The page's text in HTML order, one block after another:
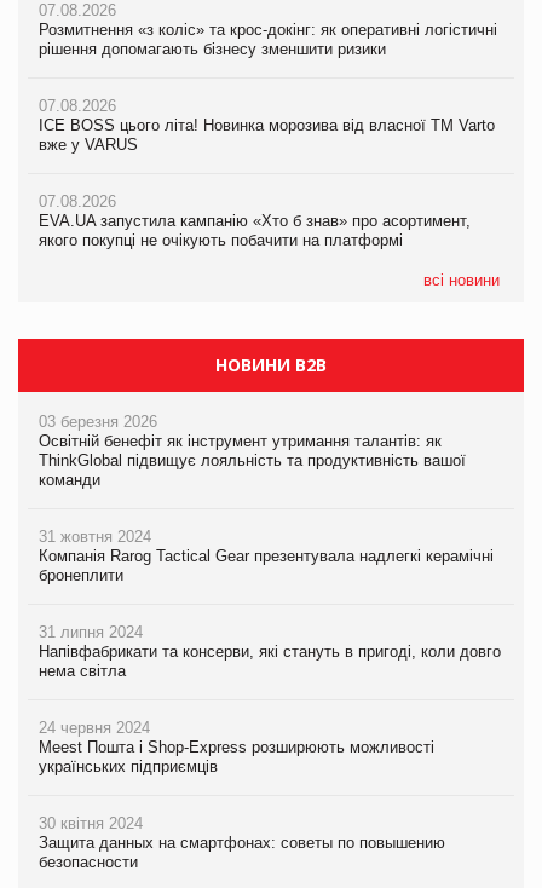
07.08.2026
Розмитнення «з коліс» та крос-докінг: як оперативні логістичні
рішення допомагають бізнесу зменшити ризики
07.08.2026
ICE BOSS цього літа! Новинка морозива від власної ТМ Varto
вже у VARUS
07.08.2026
EVA.UA запустила кампанію «Хто б знав» про асортимент,
якого покупці не очікують побачити на платформі
всі новини
07.08.2026
Kraft Heinz скоротила збиток у першому півріччі
Продажі Hugo Boss впали на 9%
07.08.2026
Kraft Heinz скоротила збиток у першому півріччі
Продажі Hugo Boss впали на 9%
НОВИНИ B2B
03 березня 2026
Освітній бенефіт як інструмент утримання талантів: як
ThinkGlobal підвищує лояльність та продуктивність вашої
команди
31 жовтня 2024
Компанія Rarog Tactical Gear презентувала надлегкі керамічні
бронеплити
31 липня 2024
Напівфабрикати та консерви, які стануть в пригоді, коли довго
нема світла
24 червня 2024
Meest Пошта і Shop-Express розширюють можливості
українських підприємців
30 квітня 2024
Защита данных на смартфонах: советы по повышению
безопасности